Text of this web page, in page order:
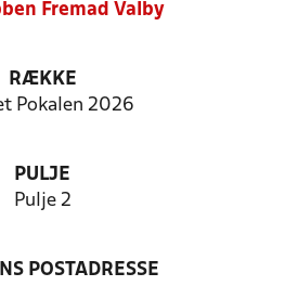
Fremad Valby
RÆKKE
Pokalen 2026
PULJE
Pulje 2
POSTADRESSE